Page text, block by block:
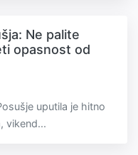
Ne palite
opasnost od
uputila je hitno
vikend...